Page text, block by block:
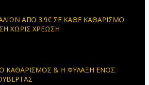
ΑΠΟ 3.9€ ΣΕ ΚΑΘΕ ΚΑΘΑΡΙΣΜΟ
ΧΩΡΙΣ ΧΡΕΩΣΗ
ΚΑΘΑΡΙΣΜΟΣ & Η ΦΥΛΑΞΗ ΕΝΟΣ